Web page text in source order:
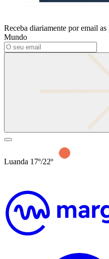
Receba diariamente por email
Mundo
Luanda 17º/22º